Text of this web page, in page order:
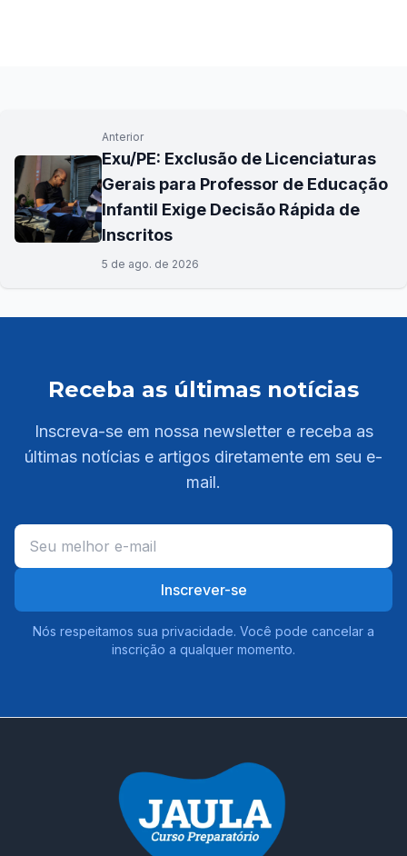
Anterior
Exu/PE: Exclusão de Licenciaturas
Gerais para Professor de Educação
Infantil Exige Decisão Rápida de
Inscritos
5 de ago. de 2026
Receba as últimas notícias
Inscreva-se em nossa newsletter e receba as
últimas notícias e artigos diretamente em seu e-
mail.
Inscrever-se
Nós respeitamos sua privacidade. Você pode cancelar a
inscrição a qualquer momento.